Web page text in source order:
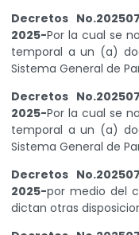
Decretos
2025-Por la cual se
temporal a un (a)
Sistema General de
Decretos
2025-Por la cual se
temporal a un (a)
Sistema General de
Decretos
2025-por medio del
dictan otras